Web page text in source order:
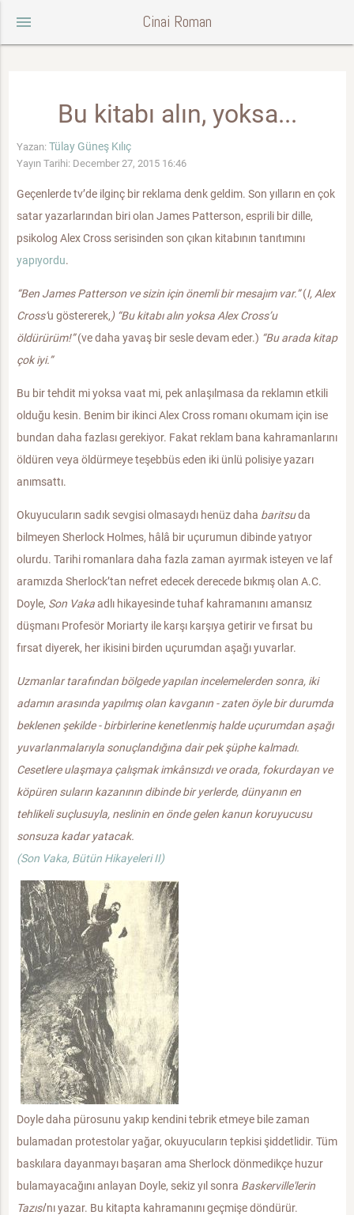
menu Cinai Roman
Bu kitabı alın, yoksa...
Yazan: Tülay Güneş Kılıç
Yayın Tarihi: December 27, 2015 16:46
Geçenlerde tv’de ilginç bir reklama denk geldim. Son yılların en çok
satar yazarlarından biri olan James Patterson, esprili bir dille,
psikolog Alex Cross serisinden son çıkan kitabının tanıtımını
yapıyordu.
“Ben James Patterson ve sizin için önemli bir mesajım var.”(I, Alex
Cross’u göstererek,) “Bu kitabı alın yoksa Alex Cross’u
öldürürüm!”(ve daha yavaş bir sesle devam eder.) “Bu arada kitap
çok iyi.”
Bu bir tehdit mi yoksa vaat mi, pek anlaşılmasa da reklamın etkili
olduğu kesin. Benim bir ikinci Alex Cross romanı okumam için ise
bundan daha fazlası gerekiyor. Fakat reklam bana kahramanlarını
öldüren veya öldürmeye teşebbüs eden iki ünlü polisiye yazarı
anımsattı.
Okuyucuların sadık sevgisi olmasaydı henüz daha baritsuda
bilmeyen Sherlock Holmes, hâlâ bir uçurumun dibinde yatıyor
olurdu. Tarihi romanlara daha fazla zaman ayırmak isteyen ve laf
aramızda Sherlock’tan nefret edecek derecede bıkmış olan A.C.
Doyle, Son Vakaadlı hikayesinde tuhaf kahramanını amansız
düşmanı Profesör Moriarty ile karşı karşıya getirir ve fırsat bu
fırsat diyerek, her ikisini birden uçurumdan aşağı yuvarlar.
Uzmanlar tarafından bölgede yapılan incelemelerden sonra, iki
adamın arasında yapılmış olan kavganın - zaten öyle bir durumda
beklenen şekilde - birbirlerine kenetlenmiş halde uçurumdan aşağı
yuvarlanmalarıyla sonuçlandığına dair pek şüphe kalmadı.
Cesetlere ulaşmaya çalışmak imkânsızdı ve orada, fokurdayan ve
köpüren suların kazanının dibinde bir yerlerde, dünyanın en
tehlikeli suçlusuyla, neslinin en önde gelen kanun koruyucusu
sonsuza kadar yatacak.
(Son Vaka, Bütün Hikayeleri II)
Doyle daha pürosunu yakıp kendini tebrik etmeye bile zaman
bulamadan protestolar yağar, okuyucuların tepkisi şiddetlidir. Tüm
baskılara dayanmayı başaran ama Sherlock dönmedikçe huzur
bulamayacağını anlayan Doyle, sekiz yıl sonra Baskerville'lerin
Tazısı’nı yazar. Bu kitapta kahramanını geçmişe döndürür.